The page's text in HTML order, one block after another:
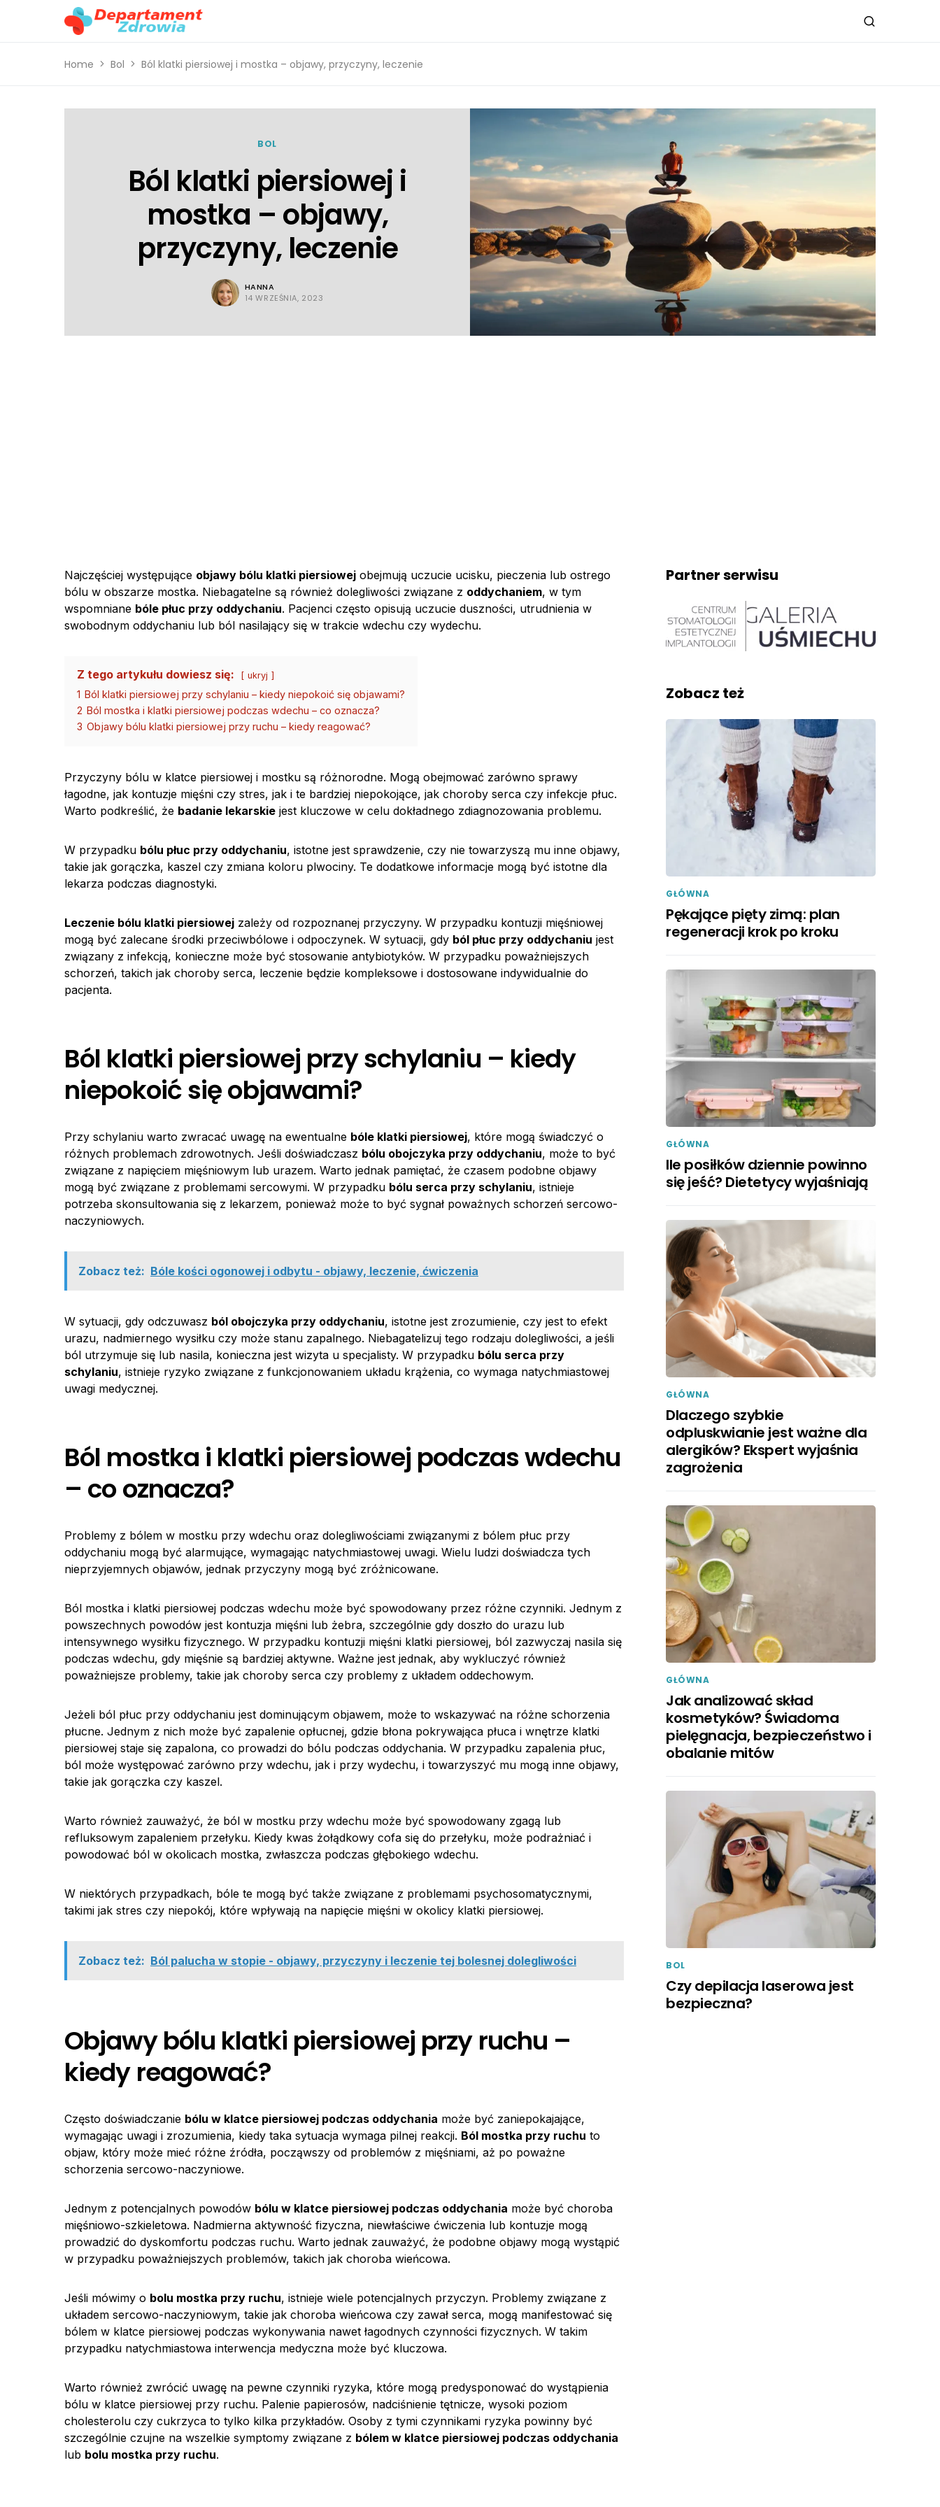
Home Bol Ból klatki piersiowej i mostka – objawy, przyczyny, leczenie
BOL
Ból klatki piersiowej i
mostka – objawy,
przyczyny, leczenie
HANNA
14 WRZEŚNIA, 2023
Najczęściej występujące objawy bólu klatki piersiowej obejmują uczucie ucisku, pieczenia lub ostrego
bólu w obszarze mostka. Niebagatelne są również dolegliwości związane z oddychaniem, w tym
wspomniane bóle płuc przy oddychaniu. Pacjenci często opisują uczucie duszności, utrudnienia w
swobodnym oddychaniu lub ból nasilający się w trakcie wdechu czy wydechu.
Z tego artykułu dowiesz się: ukryj
1 Ból klatki piersiowej przy schylaniu – kiedy niepokoić się objawami?
2 Ból mostka i klatki piersiowej podczas wdechu – co oznacza?
3 Objawy bólu klatki piersiowej przy ruchu – kiedy reagować?
Przyczyny bólu w klatce piersiowej i mostku są różnorodne. Mogą obejmować zarówno sprawy
łagodne, jak kontuzje mięśni czy stres, jak i te bardziej niepokojące, jak choroby serca czy infekcje płuc.
Warto podkreślić, że badanie lekarskie jest kluczowe w celu dokładnego zdiagnozowania problemu.
W przypadku bólu płuc przy oddychaniu, istotne jest sprawdzenie, czy nie towarzyszą mu inne objawy,
takie jak gorączka, kaszel czy zmiana koloru plwociny. Te dodatkowe informacje mogą być istotne dla
lekarza podczas diagnostyki.
Leczenie bólu klatki piersiowej zależy od rozpoznanej przyczyny. W przypadku kontuzji mięśniowej
mogą być zalecane środki przeciwbólowe i odpoczynek. W sytuacji, gdy ból płuc przy oddychaniu jest
związany z infekcją, konieczne może być stosowanie antybiotyków. W przypadku poważniejszych
schorzeń, takich jak choroby serca, leczenie będzie kompleksowe i dostosowane indywidualnie do
pacjenta.
Ból klatki piersiowej przy schylaniu – kiedy
niepokoić się objawami?
Przy schylaniu warto zwracać uwagę na ewentualne bóle klatki piersiowej, które mogą świadczyć o
różnych problemach zdrowotnych. Jeśli doświadczasz bólu obojczyka przy oddychaniu, może to być
związane z napięciem mięśniowym lub urazem. Warto jednak pamiętać, że czasem podobne objawy
mogą być związane z problemami sercowymi. W przypadku bólu serca przy schylaniu, istnieje
potrzeba skonsultowania się z lekarzem, ponieważ może to być sygnał poważnych schorzeń sercowo-
naczyniowych.
Zobacz też: Bóle kości ogonowej i odbytu - objawy, leczenie, ćwiczenia
W sytuacji, gdy odczuwasz ból obojczyka przy oddychaniu, istotne jest zrozumienie, czy jest to efekt
urazu, nadmiernego wysiłku czy może stanu zapalnego. Niebagatelizuj tego rodzaju dolegliwości, a jeśli
ból utrzymuje się lub nasila, konieczna jest wizyta u specjalisty. W przypadku bólu serca przy
schylaniu, istnieje ryzyko związane z funkcjonowaniem układu krążenia, co wymaga natychmiastowej
uwagi medycznej.
Ból mostka i klatki piersiowej podczas wdechu
– co oznacza?
Problemy z bólem w mostku przy wdechu oraz dolegliwościami związanymi z bólem płuc przy
oddychaniu mogą być alarmujące, wymagając natychmiastowej uwagi. Wielu ludzi doświadcza tych
nieprzyjemnych objawów, jednak przyczyny mogą być zróżnicowane.
Ból mostka i klatki piersiowej podczas wdechu może być spowodowany przez różne czynniki. Jednym z
powszechnych powodów jest kontuzja mięśni lub żebra, szczególnie gdy doszło do urazu lub
intensywnego wysiłku fizycznego. W przypadku kontuzji mięśni klatki piersiowej, ból zazwyczaj nasila się
podczas wdechu, gdy mięśnie są bardziej aktywne. Ważne jest jednak, aby wykluczyć również
poważniejsze problemy, takie jak choroby serca czy problemy z układem oddechowym.
Jeżeli ból płuc przy oddychaniu jest dominującym objawem, może to wskazywać na różne schorzenia
płucne. Jednym z nich może być zapalenie opłucnej, gdzie błona pokrywająca płuca i wnętrze klatki
piersiowej staje się zapalona, co prowadzi do bólu podczas oddychania. W przypadku zapalenia płuc,
ból może występować zarówno przy wdechu, jak i przy wydechu, i towarzyszyć mu mogą inne objawy,
takie jak gorączka czy kaszel.
Warto również zauważyć, że ból w mostku przy wdechu może być spowodowany zgagą lub
refluksowym zapaleniem przełyku. Kiedy kwas żołądkowy cofa się do przełyku, może podrażniać i
powodować ból w okolicach mostka, zwłaszcza podczas głębokiego wdechu.
W niektórych przypadkach, bóle te mogą być także związane z problemami psychosomatycznymi,
takimi jak stres czy niepokój, które wpływają na napięcie mięśni w okolicy klatki piersiowej.
Zobacz też: Ból palucha w stopie - objawy, przyczyny i leczenie tej bolesnej dolegliwości
Objawy bólu klatki piersiowej przy ruchu –
kiedy reagować?
Często doświadczanie bólu w klatce piersiowej podczas oddychania może być zaniepokajające,
wymagając uwagi i zrozumienia, kiedy taka sytuacja wymaga pilnej reakcji. Ból mostka przy ruchu to
objaw, który może mieć różne źródła, począwszy od problemów z mięśniami, aż po poważne
schorzenia sercowo-naczyniowe.
Jednym z potencjalnych powodów bólu w klatce piersiowej podczas oddychania może być choroba
mięśniowo-szkieletowa. Nadmierna aktywność fizyczna, niewłaściwe ćwiczenia lub kontuzje mogą
prowadzić do dyskomfortu podczas ruchu. Warto jednak zauważyć, że podobne objawy mogą wystąpić
w przypadku poważniejszych problemów, takich jak choroba wieńcowa.
Jeśli mówimy o bolu mostka przy ruchu, istnieje wiele potencjalnych przyczyn. Problemy związane z
układem sercowo-naczyniowym, takie jak choroba wieńcowa czy zawał serca, mogą manifestować się
bólem w klatce piersiowej podczas wykonywania nawet łagodnych czynności fizycznych. W takim
przypadku natychmiastowa interwencja medyczna może być kluczowa.
Warto również zwrócić uwagę na pewne czynniki ryzyka, które mogą predysponować do wystąpienia
bólu w klatce piersiowej przy ruchu. Palenie papierosów, nadciśnienie tętnicze, wysoki poziom
cholesterolu czy cukrzyca to tylko kilka przykładów. Osoby z tymi czynnikami ryzyka powinny być
szczególnie czujne na wszelkie symptomy związane z bólem w klatce piersiowej podczas oddychania
lub bolu mostka przy ruchu.
Partner serwisu
Zobacz też
GŁÓWNA
Pękające pięty zimą: plan
regeneracji krok po kroku
GŁÓWNA
Ile posiłków dziennie powinno
się jeść? Dietetycy wyjaśniają
GŁÓWNA
Dlaczego szybkie
odpluskwianie jest ważne dla
alergików? Ekspert wyjaśnia
zagrożenia
GŁÓWNA
Jak analizować skład
kosmetyków? Świadoma
pielęgnacja, bezpieczeństwo i
obalanie mitów
BOL
Czy depilacja laserowa jest
bezpieczna?